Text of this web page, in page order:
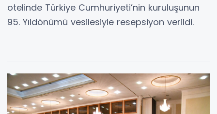
otelinde Türkiye Cumhuriyeti’nin kuruluşunun
95. Yıldönümü vesilesiyle resepsiyon verildi.